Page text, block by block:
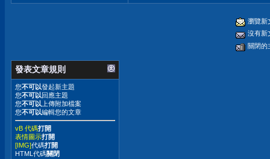
瀏覽新
沒有新
關閉的
發表文章規則
您不可以發起新主題
您不可以回應主題
您不可以 上傳附加檔案
您不可以編輯您的文章
vB 代碼打開
表情圖示打開
[IMG]代碼打開
HTML代碼關閉